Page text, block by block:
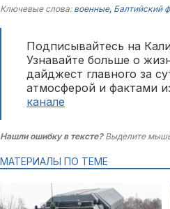
Ключевые слова: военные, Балтийский
Подписывайтесь на
Узнавайте больше о
дайджест главного за
атмосферой и фактами
канале
Нашли ошибку в тексте?Выделите
МАТЕРИАЛЫ ПО ТЕМЕ